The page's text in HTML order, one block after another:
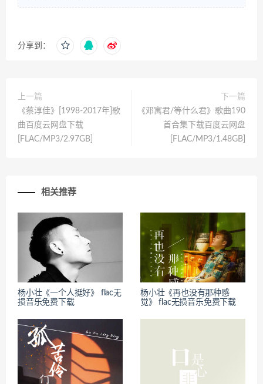
分享到：
上一篇
《蔡淳佳》[1998-2017年]歌
曲百度云网盘下载
[FLAC/MP3/2.97GB]
下一篇
《邓寓君/等什么君》歌曲190
首合集下载百度云网盘
[FLAC/MP3/1.48GB]
相关推荐
杨小壮《一个人挺好》 flac无
损音乐免费下载
杨小壮《再也没有那种感
觉》 flac无损音乐免费下载